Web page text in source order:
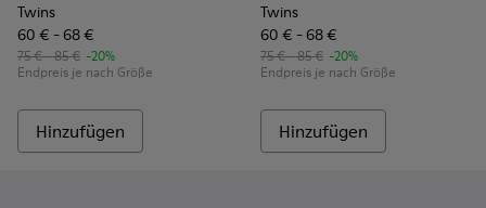
Twins
60 € - 68 €
75 € - 85 € -20%
Endpreis je nach Größe
Hinzufügen
Twins
60 € - 68 €
75 € - 85 € -20%
Endpreis je nach Größe
Hinzufügen